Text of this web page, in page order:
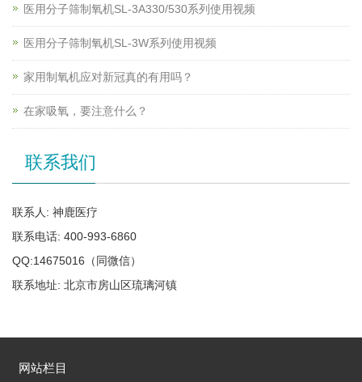
医用分子筛制氧机SL-3A330/530系列使用视频
医用分子筛制氧机SL-3W系列使用视频
家用制氧机应对新冠真的有用吗？
在家吸氧，要注意什么？
联系我们
联系人: 神鹿医疗
联系电话: 400-993-6860
QQ:14675016（同微信）
联系地址: 北京市房山区琉璃河镇
网站栏目